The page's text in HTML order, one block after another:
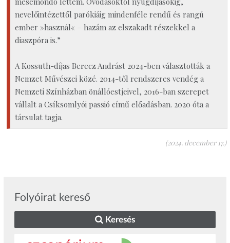
nevelőintézettől parókiáig mindenféle rendű és rangú
ember »használ« – hazám az elszakadt részekkel a
diaszpóra is.”
A Kossuth-díjas Berecz Andrást 2024-ben választották a
Nemzet Művészei közé. 2014-től rendszeres vendég a
Nemzeti Színházban önállóestjeivel, 2016-ban szerepet
vállalt a Csíksomlyói passió című előadásban. 2020 óta a
társulat tagja.
(2024. december 17.)
Folyóirat kereső
Keresés